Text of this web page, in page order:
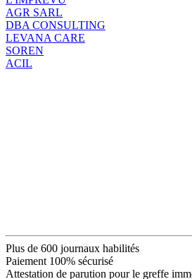
AGR SARL
DBA CONSULTING
LEVANA CARE
SOREN
ACIL
Plus de 600 journaux habilités
Paiement 100% sécurisé
Attestation de parution pour le greffe